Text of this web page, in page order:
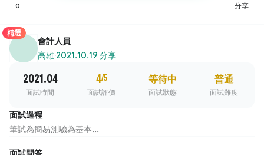
0 分享
精選
會計人員
高雄·2021.10.19 分享
2021.04
面試時間
4/5
面試評價
等待中
面試狀態
普通
面試難度
面試過程
筆試為簡易測驗為基本...
面試問答